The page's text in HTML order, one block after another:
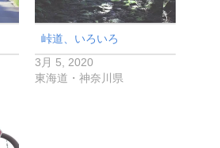
峠道、いろいろ
3月 5, 2020
東海道・神奈川県